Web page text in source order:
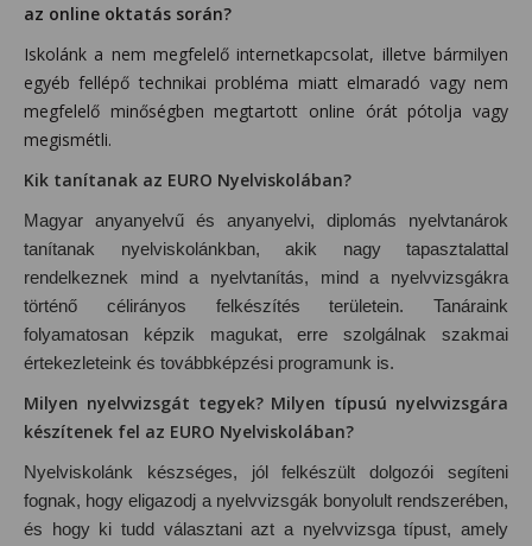
az online oktatás során?
Iskolánk a nem megfelelő internetkapcsolat, illetve bármilyen
egyéb fellépő technikai probléma miatt elmaradó vagy nem
megfelelő minőségben megtartott online órát pótolja vagy
megismétli.
Kik tanítanak az EURO Nyelviskolában?
Magyar anyanyelvű és anyanyelvi, diplomás nyelvtanárok
tanítanak nyelviskolánkban, akik nagy tapasztalattal
rendelkeznek mind a nyelvtanítás, mind a nyelvvizsgákra
történő célirányos felkészítés területein. Tanáraink
folyamatosan képzik magukat, erre szolgálnak szakmai
értekezleteink és továbbképzési programunk is.
Milyen nyelvvizsgát tegyek? Milyen típusú nyelvvizsgára
készítenek fel az EURO Nyelviskolában?
Nyelviskolánk készséges, jól felkészült dolgozói segíteni
fognak, hogy eligazodj a nyelvvizsgák bonyolult rendszerében,
és hogy ki tudd választani azt a nyelvvizsga típust, amely